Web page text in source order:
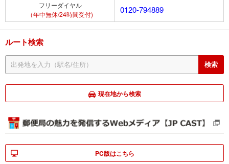
フリーダイヤル
（年中無休/24時間受付)
0120-794889
ルート検索
現在地から検索
PC版はこちら